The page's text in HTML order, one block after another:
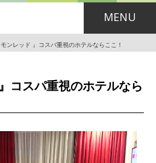
MENU
モンレッド 』コスパ重視のホテルならここ！
コスパ重視のホテルなら